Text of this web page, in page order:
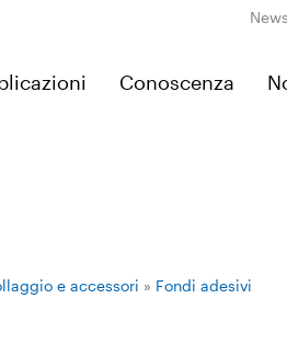
Conoscenza
e accessori » Fondi adesivi